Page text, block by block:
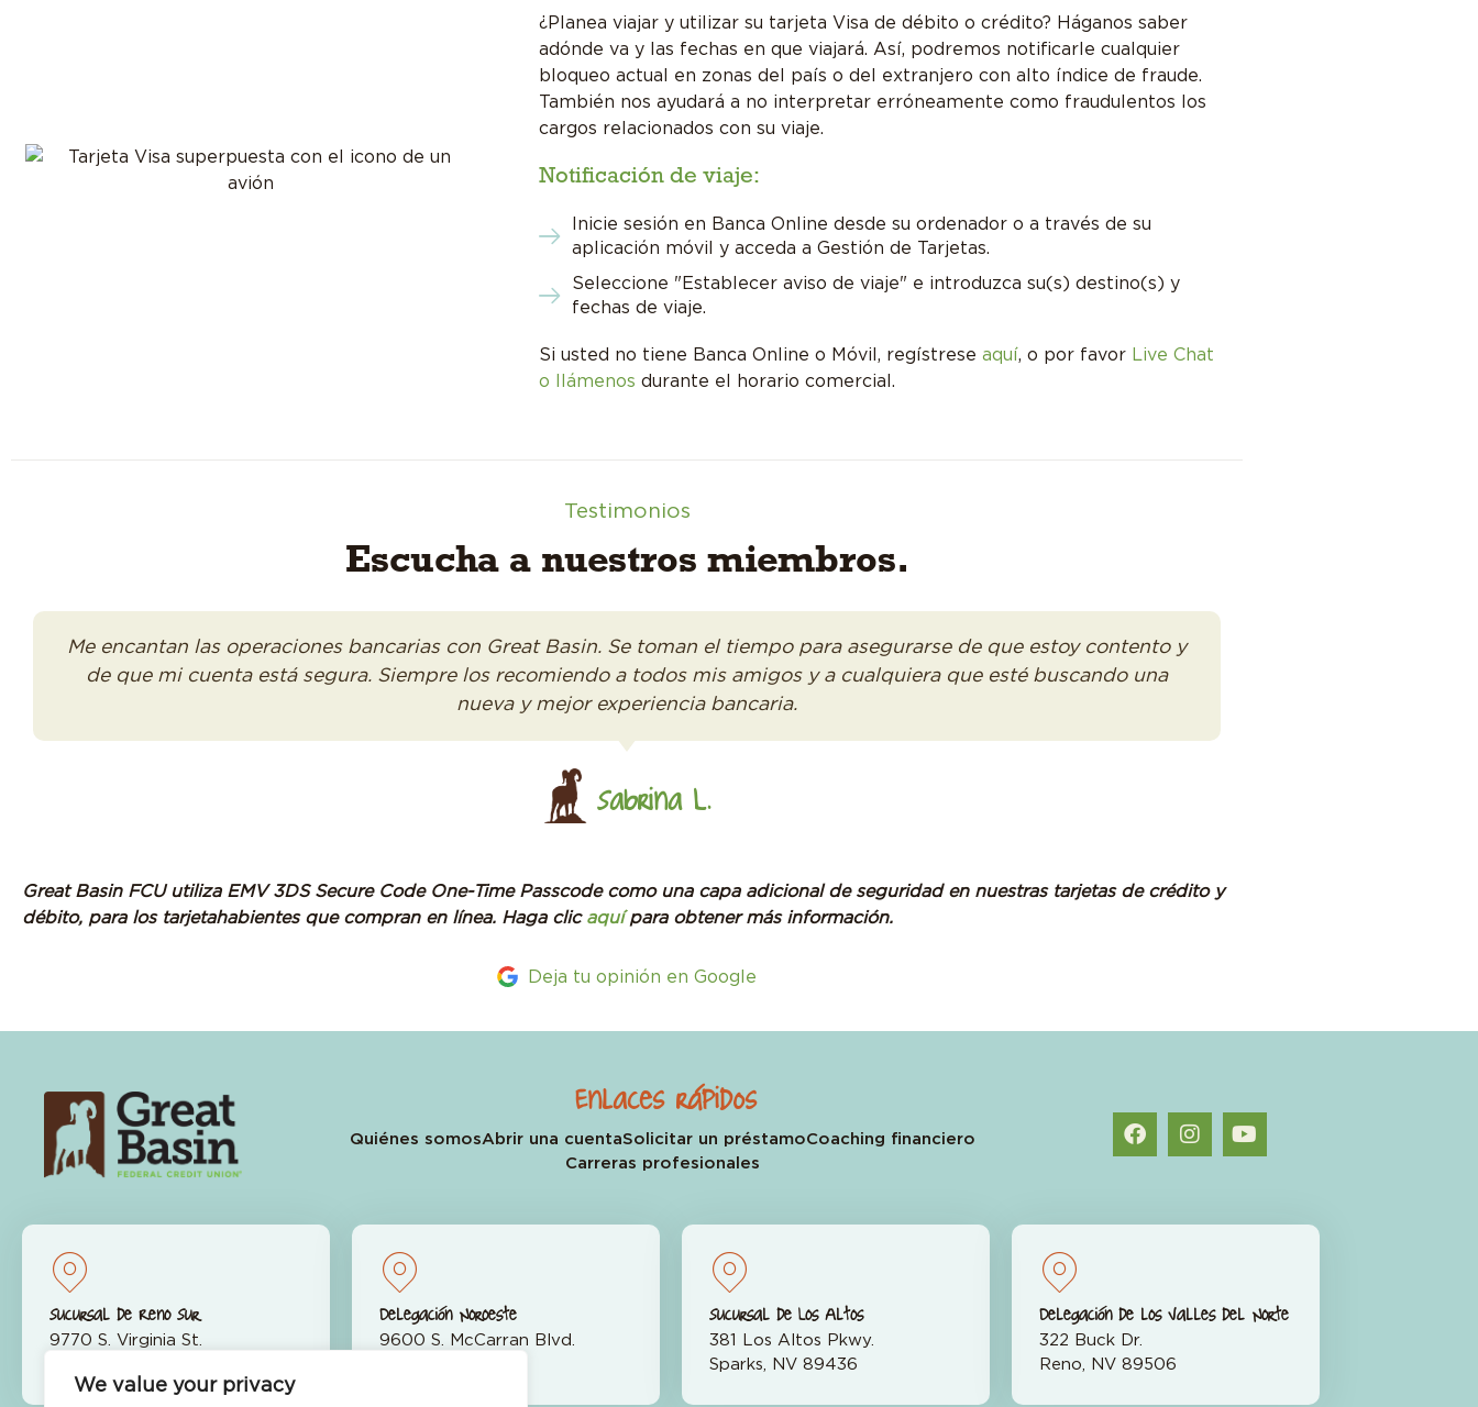
We value your privacy
¿Planea viajar y utilizar su tarjeta Visa de débito o crédito? Háganos saber
adónde va y las fechas en que viajará. Así, podremos notificarle cualquier
bloqueo actual en zonas del país o del extranjero con alto índice de fraude.
También nos ayudará a no interpretar erróneamente como fraudulentos los
cargos relacionados con su viaje.
Notificación de viaje:
Inicie sesión en Banca Online desde su ordenador o a través de su
aplicación móvil y acceda a Gestión de Tarjetas.
Seleccione "Establecer aviso de viaje" e introduzca su(s) destino(s) y
fechas de viaje.
Si usted no tiene Banca Online o Móvil, regístreseaquí, o por favor Live Chat
o llámenos durante el horario comercial.
Testimonios
Escucha a nuestros miembros.
Me encantan las operaciones bancarias con Great Basin. Se toman el tiempo para asegurarse de que estoy contento y
de que mi cuenta está segura. Siempre los recomiendo a todos mis amigos y a cualquiera que esté buscando una
nueva y mejor experiencia bancaria.
Sabrina L.
Great Basin FCU utiliza EMV 3DS Secure Code One-Time Passcode como una capa adicional de seguridad en nuestras tarjetas de crédito y
débito, para los tarjetahabientes que compran en línea. Haga clic aquípara obtener más información.
Deja tu opinión en Google
Enlaces rápidos
Quiénes somosAbrir una cuentaSolicitar un préstamoCoaching financiero
Carreras profesionales
Sucursal de Reno Sur
9770 S. Virginia St.
Delegación Noroeste
9600 S. McCarran Blvd.
Sucursal de Los Altos
381 Los Altos Pkwy.
Sparks, NV 89436
Delegación de los Valles del Norte
322 Buck Dr.
Reno, NV 89506